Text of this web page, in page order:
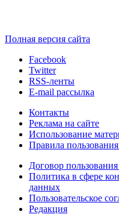
Полная версия сайта
Facebook
Twitter
RSS-ленты
E-mail рассылка
Контакты
Реклама на сайте
Использование
Правила
Договор
Политика в сфере
данных
Пользовательское
Редакция